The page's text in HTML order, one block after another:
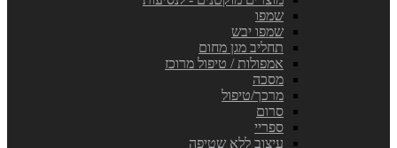
שמפו
שמפו יבש
תחליב מגן מחום
אמפולות / טיפול מרוכז
מסכה
מרכך/טיפול
סרום
ספריי
עיצוב ללא שטיפה